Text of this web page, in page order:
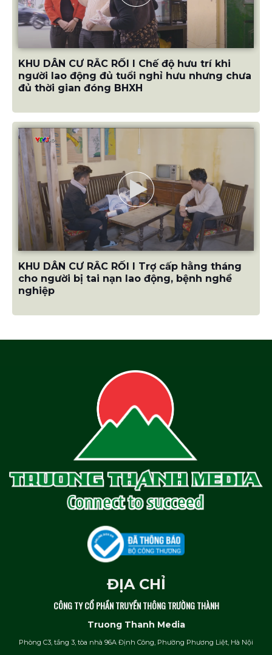
KHU DÂN CƯ RẮC RỐI I Chế độ hưu trí khi
người lao động đủ tuổi nghỉ hưu nhưng chưa
đủ thời gian đóng BHXH
KHU DÂN CƯ RẮC RỐI I Trợ cấp hằng tháng
cho người bị tai nạn lao động, bệnh nghề
nghiệp
ĐỊA CHỈ
CÔNG TY CỔ PHẦN TRUYỀN THÔNG TRƯỜNG THÀNH
Truong Thanh Media
Phòng C3, tầng 3, tòa nhà 96A Định Công, Phường Phương Liệt, Hà Nội